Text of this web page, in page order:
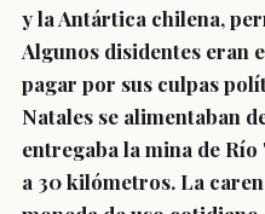
y la Antártica chilena,
Algunos disidentes eran
pagar por sus culpas
Natales se alimentaban
entregaba la mina de
a 30 kilómetros. La